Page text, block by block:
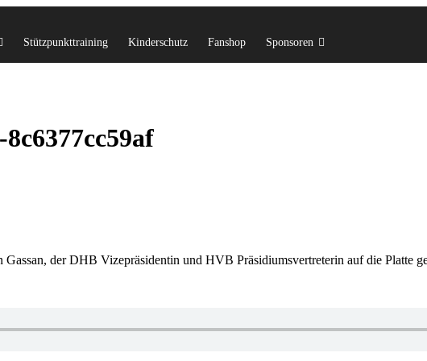
Stützpunkttraining Kinderschutz Fanshop Sponsoren
der DHB Vizepräsidentin und HVB Präsidiumsvertreterin auf die Platte